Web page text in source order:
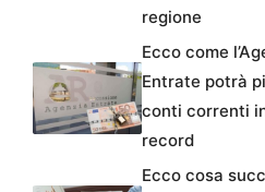
regione
Ecco come
Entrate potrà
conti correnti
record
Ecco cosa